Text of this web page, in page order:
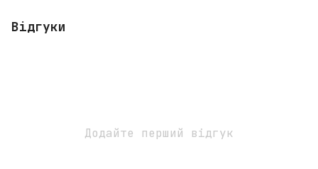
Відгуки
Додайте перший відгук